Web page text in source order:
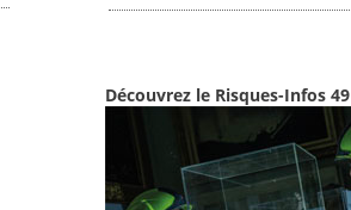
Découvrez le Risques-Infos 49